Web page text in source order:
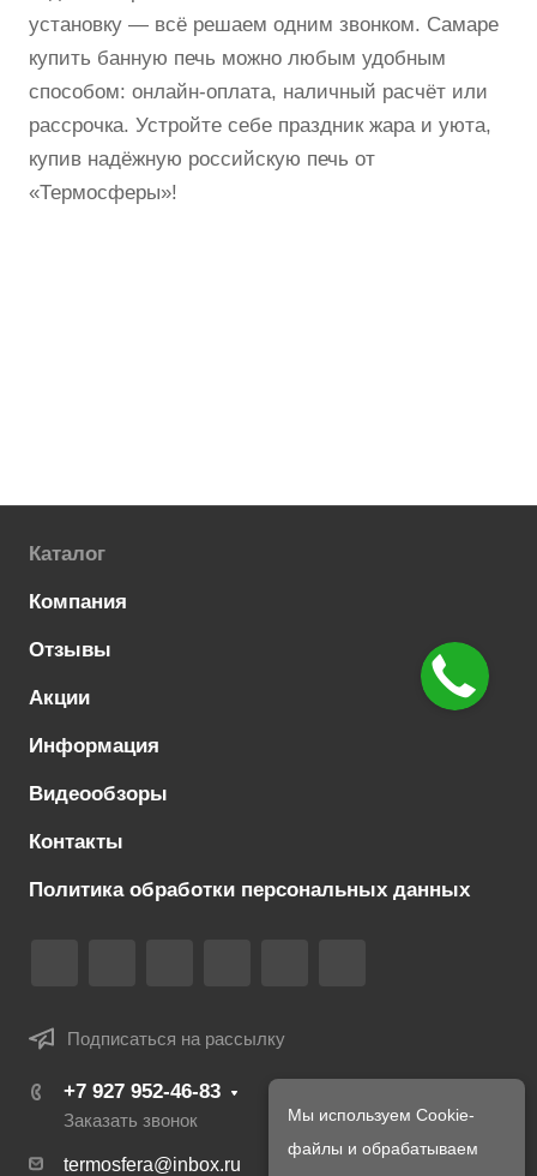
установку — всё решаем одним звонком. Самаре
купить банную печь можно любым удобным
способом: онлайн-оплата, наличный расчёт или
рассрочка. Устройте себе праздник жара и уюта,
купив надёжную российскую печь от
«Термосферы»!
Каталог
Компания
Отзывы
Акции
Информация
Видеообзоры
Контакты
Политика обработки персональных данных
Подписаться на рассылку
+7 927 952-46-83
Заказать звонок
termosfera@inbox.ru
Мы используем Cookie-
файлы и обрабатываем